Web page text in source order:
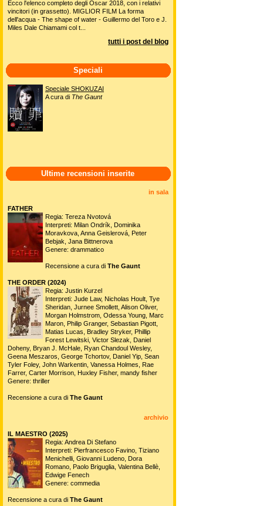
Ecco l'elenco completo degli Oscar 2018, con i relativi
vincitori (in grassetto). MIGLIOR FILM La forma
dell'acqua - The shape of water - Guillermo del Toro e J.
Miles Dale Chiamami col t...
tutti i post del blog
Speciali
Speciale SHOKUZAI
A cura di The Gaunt
Ultime recensioni inserite
in sala
FATHER
Regia: Tereza Nvotová
Interpreti: Milan Ondrík, Dominika
Moravkova, Anna Geislerová, Peter
Bebjak, Jana Bittnerova
Genere: drammatico
Recensione a cura di The Gaunt
THE ORDER (2024)
Regia: Justin Kurzel
Interpreti: Jude Law, Nicholas Hoult, Tye
Sheridan, Jurnee Smollett, Alison Oliver,
Morgan Holmstrom, Odessa Young, Marc
Maron, Philip Granger, Sebastian Pigott,
Matias Lucas, Bradley Stryker, Phillip
Forest Lewitski, Victor Slezak, Daniel
Doheny, Bryan J. McHale, Ryan Chandoul Wesley,
Geena Meszaros, George Tchortov, Daniel Yip, Sean
Tyler Foley, John Warkentin, Vanessa Holmes, Rae
Farrer, Carter Morrison, Huxley Fisher, mandy fisher
Genere: thriller
Recensione a cura di The Gaunt
archivio
IL MAESTRO (2025)
Regia: Andrea Di Stefano
Interpreti: Pierfrancesco Favino, Tiziano
Menichelli, Giovanni Ludeno, Dora
Romano, Paolo Briguglia, Valentina Bellè,
Edwige Fenech
Genere: commedia
Recensione a cura di The Gaunt